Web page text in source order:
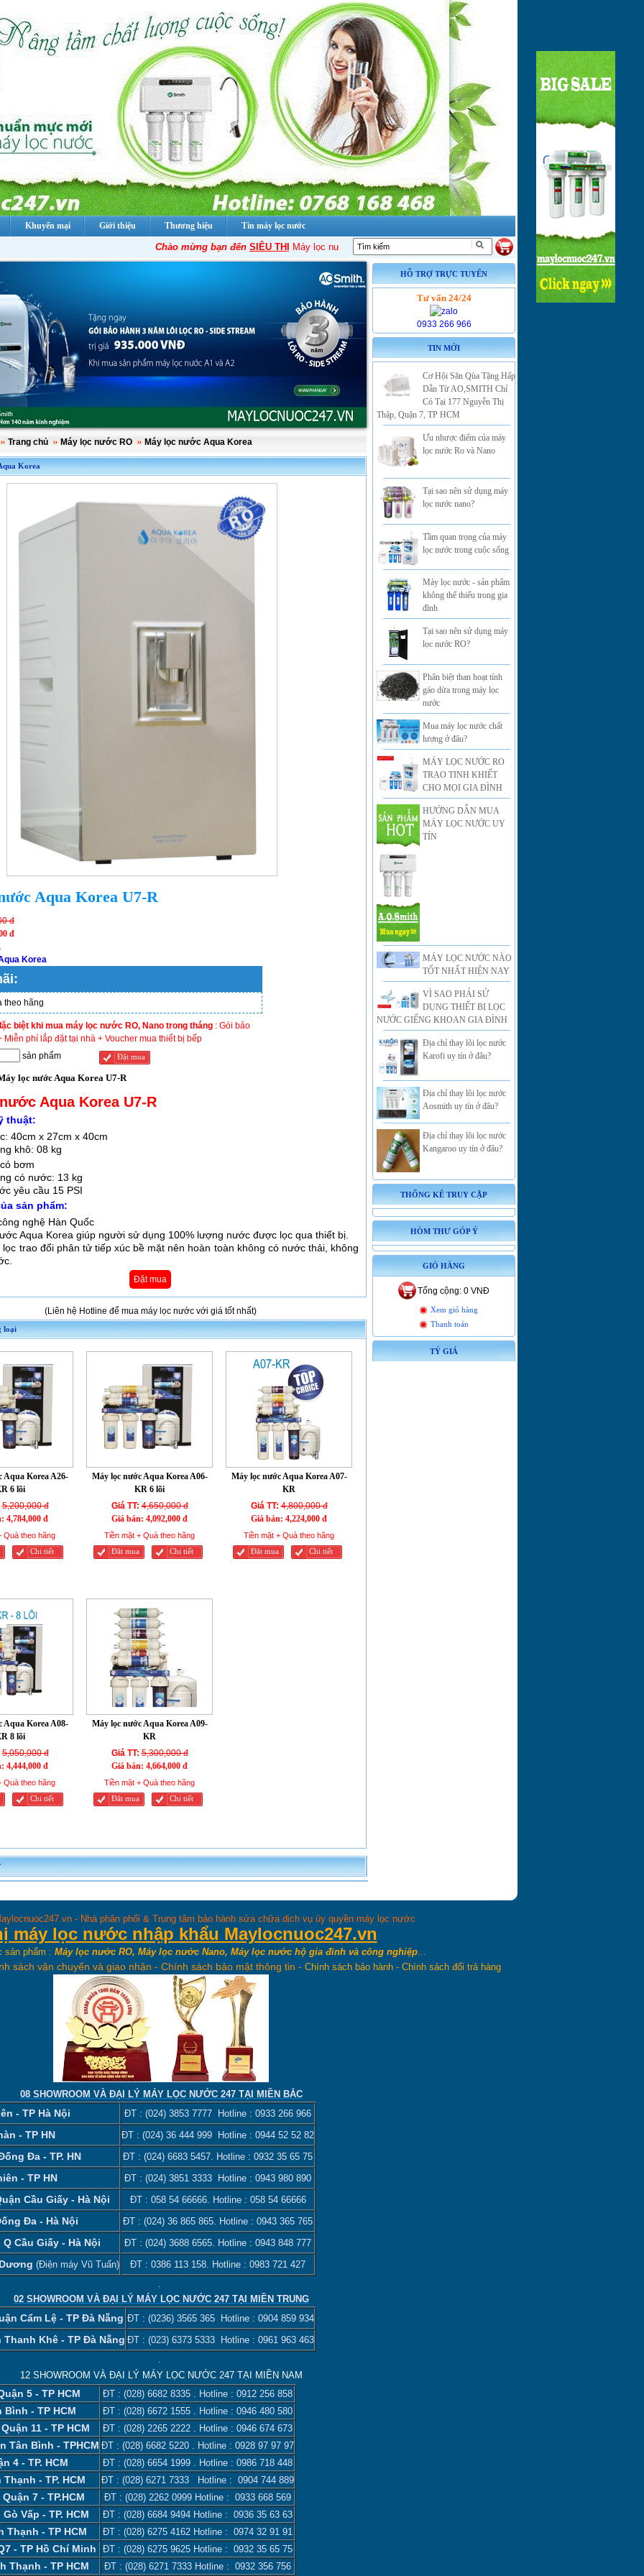
Khuyến mại Giới thiệu Thương hiệu Tin máy lọc nước
Chào mừng bạn đếnSIÊU THỊ Máy lọc nước R/O, Nano, UF nhập khẩu cao cấp đầu tiên !
Trang chủ Máy lọc nước RO Máy lọc nước Aqua Korea
Korea
Aqua Korea U7-R
đ
đ
Korea
theo hãng
biệt khi mua máy lọc nước RO, Nano trong tháng : Gói bảo
Miễn phí lắp đặt tại nhà + Voucher mua thiết bị bếp
sản phẩm Đặt mua
lọc nước Aqua Korea U7-R
Aqua Korea U7-R
thuật:
40cm x 27cm x 40cm
khô: 08 kg
bơm
có nước: 13 kg
yêu cầu 15 PSI
sản phẩm:
nghệ Hàn Quốc
Aqua Korea giúp người sử dụng 100% lượng nước được lọc qua thiết bị.
lọc trao đổi phân tử tiếp xúc bề mặt nên hoàn toàn không có nước thải, không
Đặt mua
(Liên hệ Hotline để mua máy lọc nước với giá tốt nhất)
loại
Aqua Korea A26-
6 lõi
5,200,000 đ
4,784,000 đ
Quà theo hãng
Chi tiết
Máy lọc nước Aqua Korea A06-
KR 6 lõi
Giá TT: 4,650,000 đ
Giá bán: 4,092,000 đ
Tiền mặt + Quà theo hãng
Đăt mua Chi tiết
Máy lọc nước Aqua Korea A07-
KR
Giá TT: 4,800,000 đ
Giá bán: 4,224,000 đ
Tiền mặt + Quà theo hãng
Đăt mua Chi tiết
Aqua Korea A08-
8 lõi
5,050,000 đ
4,444,000 đ
Quà theo hãng
Chi tiết
Máy lọc nước Aqua Korea A09-
KR
Giá TT: 5,300,000 đ
Giá bán: 4,664,000 đ
Tiền mặt + Quà theo hãng
Đăt mua Chi tiết
HỖ TRỢ TRỰC TUYẾN
Tư vấn 24/24
0933 266 966
TIN MỚI
Cơ Hội Săn Qùa Tặng Hấp
Dẫn Từ AO,SMITH Chỉ
Có Tại 177 Nguyễn Thị
Thập, Quận 7, TP HCM
Ưu nhược điểm của máy
lọc nước Ro và Nano
Tại sao nên sử dụng máy
lọc nước nano?
Tầm quan trọng của máy
lọc nước trong cuộc sống
Máy lọc nước - sản phẩm
không thể thiếu trong gia
đình
Tại sao nên sử dụng máy
lọc nước RO?
Phân biệt than hoạt tính
gáo dừa trong máy lọc
nước
Mua máy lọc nước chất
lượng ở đâu?
MÁY LỌC NƯỚC RO
TRAO TINH KHIẾT
CHO MỌI GIA ĐÌNH
HƯỚNG DẪN MUA
MÁY LỌC NƯỚC UY
TÍN
MÁY LỌC NƯỚC NÀO
TỐT NHẤT HIỆN NAY
VÌ SAO PHẢI SỬ
DỤNG THIẾT BỊ LỌC
NƯỚC GIẾNG KHOAN GIA ĐÌNH
Địa chỉ thay lõi lọc nước
Karofi uy tín ở đâu?
Địa chỉ thay lõi lọc nước
Aosmith uy tín ở đâu?
Địa chỉ thay lõi lọc nước
Kangaroo uy tín ở đâu?
THỐNG KÊ TRUY CẬP
HÒM THƯ GÓP Ý
GIỎ HÀNG
Tổng cộng: 0 VNĐ
Xem giỏ hàng
Thanh toán
TỶ GIÁ
- Nhà phân phối & Trung tâm bảo hành sửa chữa dịch vụ ủy quyền máy lọc nước
máy lọc nước nhập khẩu Maylocnuoc247.vn
sản phẩm : Máy lọc nước RO, Máy lọc nước Nano, Máy lọc nước hộ gia đình và công nghiệp...
sách vận chuyển và giao nhận - Chính sách bảo mật thông tin - Chính sách bảo hành - Chính sách đổi trả hàng
08 SHOWROOM VÀ ĐẠI LÝ MÁY LỌC NƯỚC 247 TẠI MIỀN BẮC
- TP Hà Nội ĐT : (024) 3853 7777 Hotline : 0933 266 966
- TP HN ĐT : (024) 36 444 999 Hotline : 0944 52 52 82
Đa - TP. HN ĐT : (024) 6683 5457 . Hotline : 0932 35 65 75
- TP HN ĐT : (024) 3851 3333 Hotline : 0943 980 890
Cầu Giấy - Hà Nội ĐT : 058 54 66666. Hotline : 058 54 66666
Đa - Hà Nội ĐT : (024) 36 865 865 . Hotline : 0943 365 765
Cầu Giấy - Hà Nội ĐT : (024) 3688 6565 . Hotline : 0943 848 777
(Điện máy Vũ Tuấn) ĐT : 0386 113 158‬ . Hotline : 0983 721 427
02 SHOWROOM VÀ ĐẠI LÝ MÁY LỌC NƯỚC 247 TẠI MIỀN TRUNG
Cẩm Lệ - TP Đà Nẵng ĐT : (0236) 3565 365 Hotline : 0904 859 934
Khê - TP Đà Nẵng ĐT : (023) 6373 5333 Hotline : 0961 963 463
12 SHOWROOM VÀ ĐẠI LÝ MÁY LỌC NƯỚC 247 TẠI MIỀN NAM
5 - TP HCM ĐT : (028) 6682 8335 . Hotline : 0912 256 858
Bình - TP HCM ĐT : (028) 6672 1555 . Hotline : 0946 480 580
11 - TP HCM ĐT : (028) 2265 2222 . Hotline : 0946 674 673
Tân Bình - TPHCM ĐT : (028) 6682 5220 . Hotline : 0928 97 97 97
4 - TP. HCM ĐT : (028) 6654 1999 . Hotline : 0986 718 448
- TP. HCM ĐT : (028) 6271 7333 Hotline : 0904 744 889
7 - TP.HCM ĐT : (028) 2262 0999 Hotline : 0933 668 569
Vấp - TP. HCM ĐT : (028) 6684 9494 Hotline : 0936 35 63 63
Thạnh - TP HCM ĐT : (028) 6275 4162 Hotline : 0974 32 91 91
- TP Hồ Chí Minh ĐT : (028) 6275 9625 Hotline : 0932 35 65 75
Thạnh - TP HCM ĐT : (028) 6271 7333 Hotline : 0932 356 756